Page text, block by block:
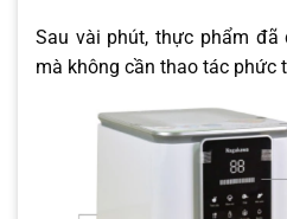
Sau vài phút, thực phẩm
mà không cần thao tác phức